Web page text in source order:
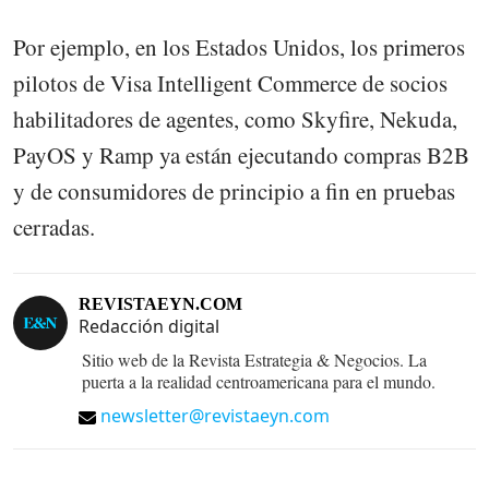
Por ejemplo, en los Estados Unidos, los primeros
pilotos de Visa Intelligent Commerce de socios
habilitadores de agentes, como Skyfire, Nekuda,
PayOS y Ramp ya están ejecutando compras B2B
y de consumidores de principio a fin en pruebas
cerradas.
REVISTAEYN.COM
Redacción digital
Sitio web de la Revista Estrategia & Negocios. La
puerta a la realidad centroamericana para el mundo.
newsletter@revistaeyn.com